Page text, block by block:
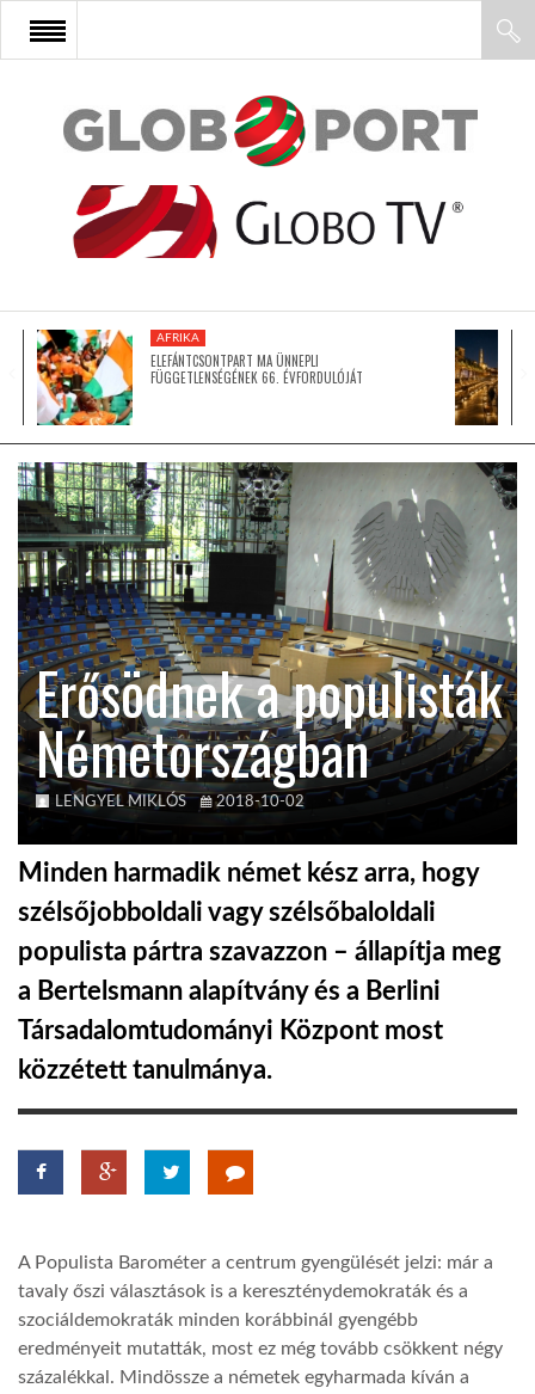
FŐOLDAL
AFRIKA
ÁZSIA
LATIN-AMERIKA
KÖZEL-KELET
AUSZTRÁLIA
A VILÁG ITTHON
MÉDIA
GLOBOTV BP
HÍR3D
GLOBOTV
AFRIKA TUDÁSTÁR
A NAP SZÉPE
AFRIKA
ELEFÁNTCSONTPART MA ÜNNEPLI
FÜGGETLENSÉGÉNEK 66. ÉVFORDULÓJÁT
Erősödnek a populisták
Németországban
LENGYEL MIKLÓS 2018-10-02
Minden harmadik német kész arra, hogy
szélsőjobboldali vagy szélsőbaloldali
populista pártra szavazzon – állapítja meg
a Bertelsmann alapítvány és a Berlini
Társadalomtudományi Központ most
közzétett tanulmánya.
A Populista Barométer a centrum gyengülését jelzi: már a
tavaly őszi választások is a kereszténydemokraták és a
szociáldemokraták minden korábbinál gyengébb
eredményeit mutatták, most ez még tovább csökkent négy
százalékkal. Mindössze a németek egyharmada kíván a